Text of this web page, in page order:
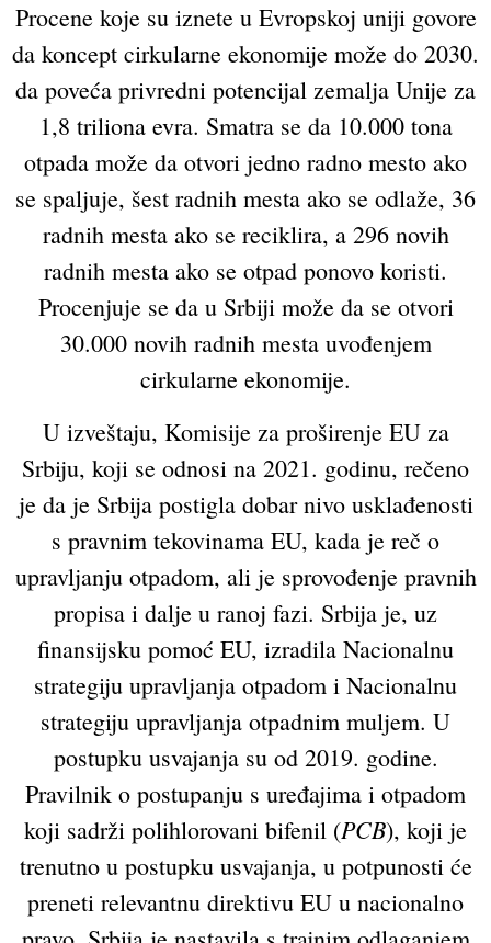
Procene koje su iznete u Evropskoj uniji govore
da koncept cirkularne ekonomije može do 2030.
da poveća privredni potencijal zemalja Unije za
1,8 triliona evra. Smatra se da 10.000 tona
otpada može da otvori jedno radno mesto ako
se spaljuje, šest radnih mesta ako se odlaže, 36
radnih mesta ako se reciklira, a 296 novih
radnih mesta ako se otpad ponovo koristi.
Procenjuje se da u Srbiji može da se otvori
30.000 novih radnih mesta uvođenjem
cirkularne ekonomije.
U izveštaju, Komisije za proširenje EU za
Srbiju, koji se odnosi na 2021. godinu, rečeno
je da je Srbija postigla dobar nivo usklađenosti
s pravnim tekovinama EU, kada je reč o
upravljanju otpadom, ali je sprovođenje pravnih
propisa i dalje u ranoj fazi. Srbija je, uz
finansijsku pomoć EU, izradila Nacionalnu
strategiju upravljanja otpadom i Nacionalnu
strategiju upravljanja otpadnim muljem. U
postupku usvajanja su od 2019. godine.
Pravilnik o postupanju s uređajima i otpadom
koji sadrži polihlorovani bifenil (PCB), koji je
trenutno u postupku usvajanja, u potpunosti će
preneti relevantnu direktivu EU u nacionalno